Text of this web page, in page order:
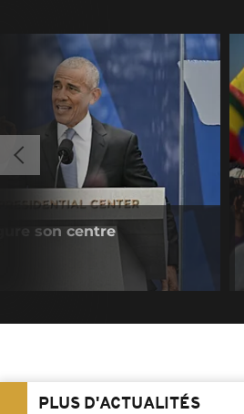
son centre
PLUS D'ACTUALITÉS